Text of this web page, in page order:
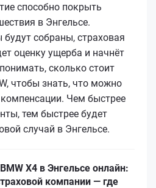
способно покрыть
в Энгельсе.
собраны, страховая
оценку ущерба и начнёт
сколько стоит
чтобы знать, что можно
Чем быстрее
тем быстрее будет
случай в Энгельсе.
X4 в Энгельсе онлайн:
компании — где